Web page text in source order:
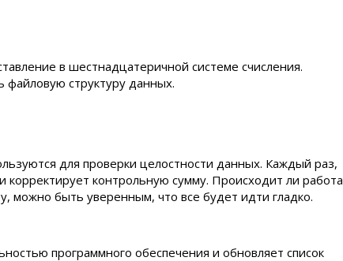
в шестнадцатеричной системе счисления.
файловую структуру данных.
для проверки целостности данных. Каждый раз,
контрольную сумму. Происходит ли работа
можно быть уверенным, что все будет идти гладко.
программного обеспечения и обновляет список